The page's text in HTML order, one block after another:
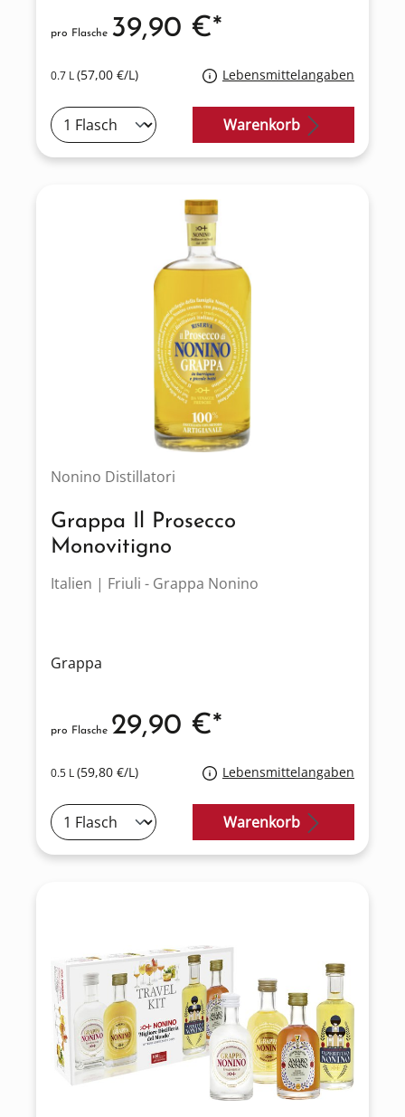
0.7 L(57,00 €/L) Lebensmittelangaben
pro Flasche 39,90 €*
Warenkorb
Nonino Distillatori
Grappa Il Prosecco
Monovitigno
Italien | Friuli - Grappa Nonino
Grappa
0.5 L(59,80 €/L) Lebensmittelangaben
pro Flasche 29,90 €*
Warenkorb